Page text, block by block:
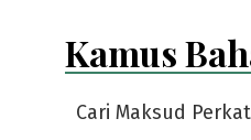
Kamus
Cari Maksud